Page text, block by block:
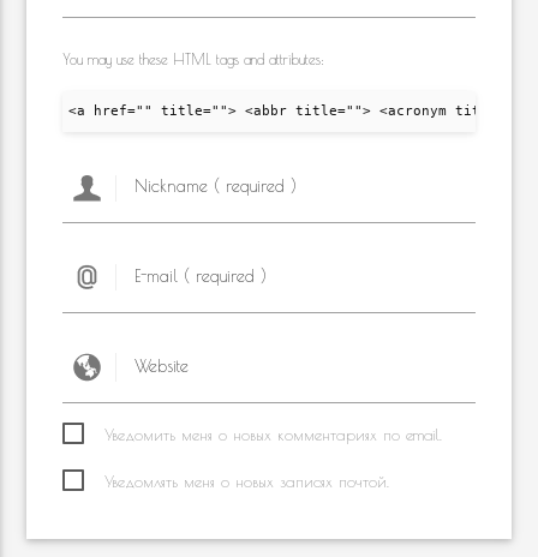
You may use these HTML tags and attributes:
<a href="" title=""> <abbr title=""> <acronym title="">
Уведомить меня о новых комментариях по email.
Уведомлять меня о новых записях почтой.